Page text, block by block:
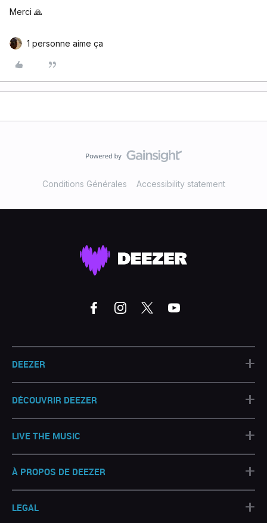
Merci 🙏
1 personne aime ça
Conditions Générales Accessibility statement
DEEZER +
DÉCOUVRIR DEEZER +
LIVE THE MUSIC +
À PROPOS DE DEEZER +
LEGAL +